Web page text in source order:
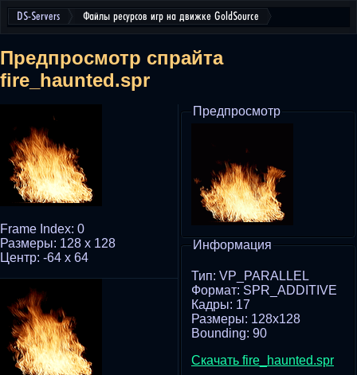
DS-Servers Файлы ресурсов игр на движке GoldSource
Предпросмотр спрайта
fire_haunted.spr
Предпросмотр
Информация
Тип: VP_PARALLEL
Формат: SPR_ADDITIVE
Кадры: 17
Размеры: 128x128
Bounding: 90
Скачать fire_haunted.spr
Frame Index: 0
Размеры: 128 x 128
Центр: -64 x 64